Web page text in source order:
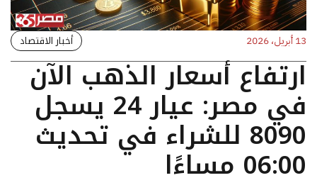
13 أبريل، 2026 أخبار الاقتصاد
ارتفاع أسعار الذهب الآن
في مصر: عيار 24 يسجل
8090 للشراء في تحديث
06:00 مساءًا